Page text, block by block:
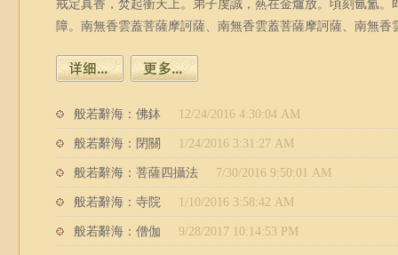
戒定真香，焚起衝天上。弟子虔誠，爇在金爐放。頃刻氤氳
障。南無香雲蓋菩薩摩訶薩、南無香雲蓋菩薩摩訶薩、南無香
般若辭海：佛鉢 12/24/2016 4:30:04 AM
般若辭海：閉關 1/24/2016 3:31:27 AM
般若辭海：菩薩四攝法 7/30/2016 9:50:01 AM
般若辭海：寺院 1/10/2016 3:58:42 AM
般若辭海：僧伽 9/28/2017 10:14:53 PM